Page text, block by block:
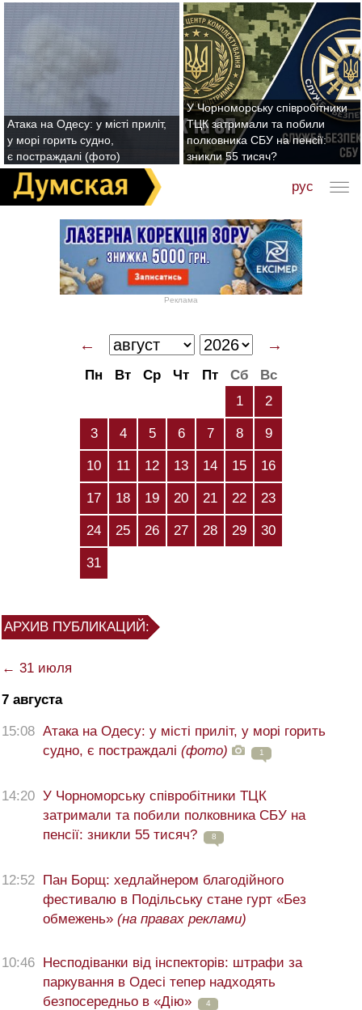
Атака на Одесу: у місті приліт,
у морі горить судно,
є постраждалі (фото)
У Чорноморську співробітники
ТЦК затримали та побили
полковника СБУ на пенсії:
зникли 55 тисяч?
рус
Реклама
← →
Пн Вт Ср Чт Пт Сб
Вс
1
2
3 4 5 6 7 8 9
10 11 12 13 14 15 16
17 18 19 20 21 22 23
24 25 26 27 28 29 30
31
АРХИВ ПУБЛИКАЦИЙ:
← 31 июля
7 августа
15:08 Атака на Одесу: у місті приліт, у морі горить
судно, є постраждалі (фото) 1
14:20 У Чорноморську співробітники ТЦК
затримали та побили полковника СБУ на
пенсії: зникли 55 тисяч?
8
12:52
Пан Борщ: хедлайнером благодійного
фестивалю в Подільську стане гурт «Без
обмежень» (на правах реклами)
10:46
Несподіванки від інспекторів: штрафи за
паркування в Одесі тепер надходять
безпосередньо в «Дію»
4